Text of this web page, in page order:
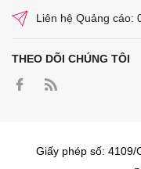
Liên hệ Quảng cáo:
THEO DÕI CHÚNG TÔI
Giấy phép số: